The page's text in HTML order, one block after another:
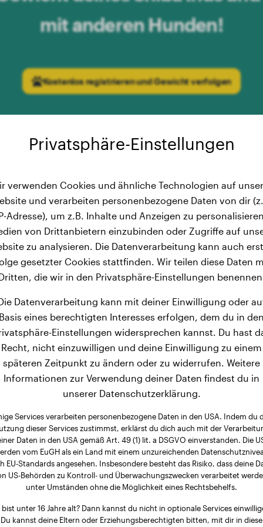
mit anderen Hunden!
Kostenlos registrieren und Gewicht verfolgen
Shiba Inu
bis 13 Monaten
Inu gehören zu den leichten Hunden. Nach 3 Monaten
von weiteren 3 Monaten steigt ihr
7 Monaten erreichen diese Rüden schließlich ein
kg bewegt.
Privatsphäre-Einstellungen
verwenden Cookies und ähnliche Technologien auf
und verarbeiten personenbezogene Daten von dir
Adresse), um z.B. Inhalte und Anzeigen zu
von Drittanbietern einzubinden oder Zugriffe auf
zu analysieren. Die Datenverarbeitung kann auch
gesetzter Cookies stattfinden. Wir teilen diese Daten
die wir in den Privatsphäre-Einstellungen
Datenverarbeitung kann mit deiner Einwilligung oder
Basis eines berechtigten Interesses erfolgen, dem du in den
Einstellungen widersprechen kannst. Du hast
Recht, nicht einzuwilligen und deine Einwilligung zu einem
späteren Zeitpunkt zu ändern oder zu widerrufen. Weitere
Informationen zur Verwendung deiner Daten findest du in
unserer Datenschutzerklärung.
Services verarbeiten personenbezogene Daten in den USA. Indem du
dieser Services zustimmst, erklärst du dich auch mit der
Daten in den USA gemäß Art. 49 (1) lit. a DSGVO einverstanden. Die
vom EuGH als ein Land mit einem unzureichenden
EU-Standards angesehen. Insbesondere besteht das Risiko, dass deine
US-Behörden zu Kontroll- und Überwachungszwecken verarbeitet
unter Umständen ohne die Möglichkeit eines Rechtsbehelfs.
bist unter 16 Jahre alt? Dann kannst du nicht in optionale Services
Du kannst deine Eltern oder Erziehungsberechtigten bitten, mit dir in diese